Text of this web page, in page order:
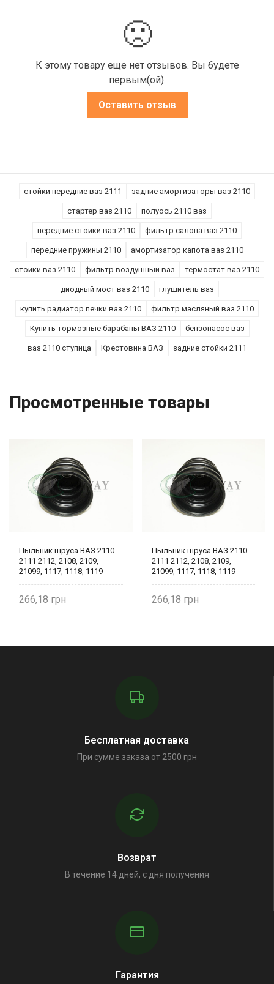
🙁
К этому товару еще нет отзывов. Вы будете
первым(ой).
Оставить отзыв
стойки передние ваз 2111 задние амортизаторы ваз 2110
стартер ваз 2110 полуось 2110 ваз
передние стойки ваз 2110 фильтр салона ваз 2110
передние пружины 2110 амортизатор капота ваз 2110
стойки ваз 2110 фильтр воздушный ваз термостат ваз 2110
диодный мост ваз 2110 глушитель ваз
купить радиатор печки ваз 2110 фильтр масляный ваз 2110
Купить тормозные барабаны ВАЗ 2110 бензонасос ваз
ваз 2110 ступица Крестовина ВАЗ задние стойки 2111
Просмотренные товары
Пыльник шруса ВАЗ 2110
2111 2112, 2108, 2109,
21099, 1117, 1118, 1119
266,18
Пыльник шруса ВАЗ 2110
2111 2112, 2108, 2109,
21099, 1117, 1118, 1119
266,18
Бесплатная доставка
При сумме заказа от 2500 грн
Возврат
В течение 14 дней, с дня получения
Гарантия